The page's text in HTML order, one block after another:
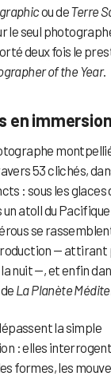
ou deTerre
le seul
deux fois le
of the Year.
en immersion
53 clichés,
: sous les glaces
un atoll du
se
— attirant
nuit —, et enfin
La Planète
la simple
: elles
formes, les